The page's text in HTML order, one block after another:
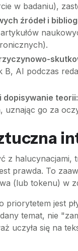
w badaniu),
źródeł i
artykułów
B, AI podczas
teorii:
uznając go za
z halucynacjami,
prawda. To
(lub tokenu) w
priorytetem jest
temat, nie
uczyła się na